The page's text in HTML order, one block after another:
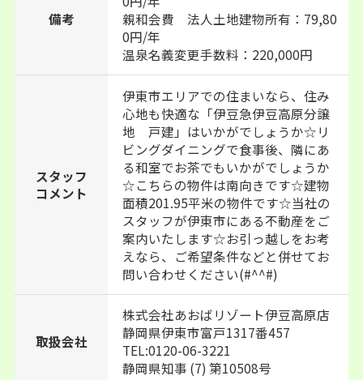
備考
親和会費 法人土地建物所有：79,80
0円/年
温泉名義変更手数料：220,000円
スタッフ
コメント
伊東市エリアでの住まいなら、住み
心地も快適な「伊豆急伊豆高原分譲
地 戸建」はいかがでしょうか☆リ
ビングダイニングで食事後、隣にあ
る和室でお茶でもいかがでしょうか
☆こちらの物件は南向きです☆建物
面積201.95平米の物件です☆当社の
スタッフが伊東市にある不動産をご
案内いたします☆お引っ越しをお考
えなら、ご希望条件などと併せてお
問い合わせください(#^^#)
取扱会社
株式会社あおばリゾート伊豆高原店
静岡県伊東市富戸1317番457
TEL:0120-06-3221
静岡県知事 (7) 第10508号